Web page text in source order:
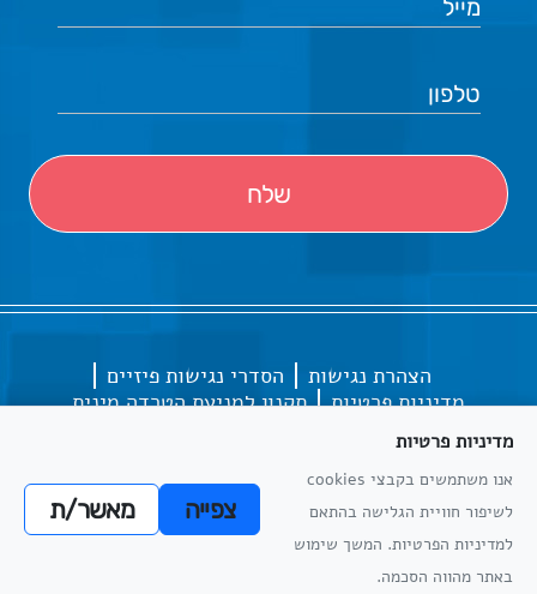
הצהרת נגישות
הסדרי נגישות פיזיים
מדיניות פרטיות
תקנון למניעת הטרדה מינית
מדיניות
כל הזכויות שמורות
מדיניות
הפרטיות
מדיניות פרטיות
אנו משתמשים בקבצי cookies
לשיפור חוויית הגלישה בהתאם
למדיניות הפרטיות. המשך שימוש
באתר מהווה הסכמה.
צפייה מאשר/ת